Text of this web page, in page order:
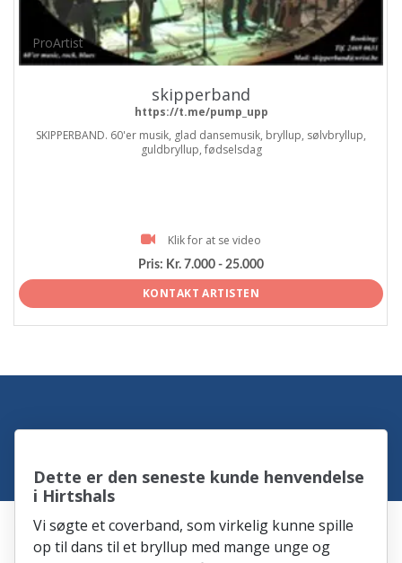
ProArtist
skipperband
https://t.me/pump_upp
SKIPPERBAND. 60'er musik, glad dansemusik, bryllup, sølvbryllup,
guldbryllup, fødselsdag
Klik for at se video
Pris: Kr. 7.000 - 25.000
KONTAKT ARTISTEN
Dette er den seneste kunde henvendelse
i Hirtshals
Vi søgte et coverband, som virkelig kunne spille
op til dans til et bryllup med mange unge og